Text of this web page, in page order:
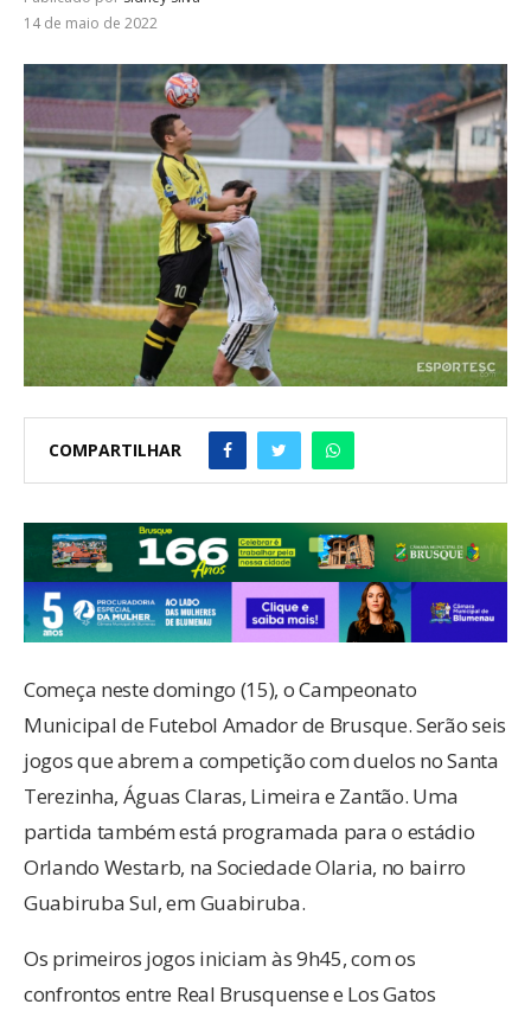
14 de maio de 2022
COMPARTILHAR
Começa neste domingo (15), o Campeonato
Municipal de Futebol Amador de Brusque. Serão seis
jogos que abrem a competição com duelos no Santa
Terezinha, Águas Claras, Limeira e Zantão. Uma
partida também está programada para o estádio
Orlando Westarb, na Sociedade Olaria, no bairro
Guabiruba Sul, em Guabiruba.
Os primeiros jogos iniciam às 9h45, com os
confrontos entre Real Brusquense e Los Gatos